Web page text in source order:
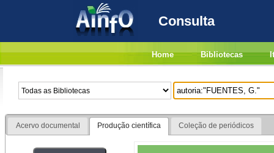
Consulta
Home Bibliotecas
Acervo documental Produção científica Coleção de periódicos